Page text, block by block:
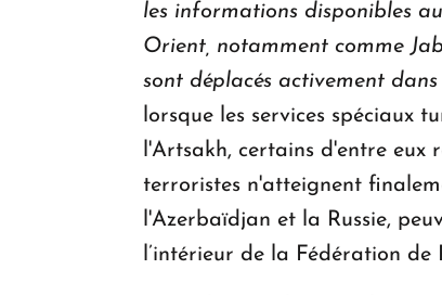
les informations disponibles
Orient, notamment comme
sont déplacés activement
lorsque les services spéciaux
l'Artsakh, certains d'entre eux
terroristes n'atteignent
l'Azerbaïdjan et la Russie,
l’intérieur de la Fédération de